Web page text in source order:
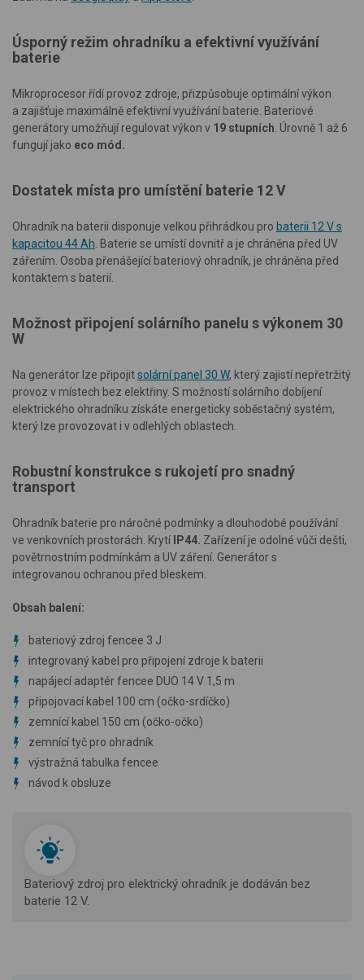
Úsporný režim ohradníku a efektivní využívání
baterie
Mikroprocesor řídí provoz zdroje, přizpůsobuje optimální výkon
a zajišťuje maximálně efektivní využívání baterie. Bateriové
generátory umožňují regulovat výkon v 19 stupních . Úrovně 1 až 6
fungují jako eco mód.
Dostatek místa pro umístění baterie 12 V
Ohradník na baterii disponuje velkou přihrádkou pro baterii 12 V s
kapacitou 44 Ah . Baterie se umístí dovnitř a je chráněna před UV
zářením. Osoba přenášející bateriový ohradník, je chráněna před
kontaktem s baterií.
Možnost připojení solárního panelu s výkonem 30
W
Na generátor lze připojitsolární panel 30 W, který zajistí nepřetržitý
provoz v místech bez elektřiny. S možností solárního dobíjení
elektrického ohradníku získáte energeticky soběstačný systém,
který lze provozovat i v odlehlých oblastech.
Robustní konstrukce s rukojetí pro snadný
transport
Ohradník baterie pro náročné podmínky a dlouhodobé používání
ve venkovních prostorách. Krytí
IP44. Zařízení je odolné vůči dešti,
povětrnostním podmínkám a UV záření. Generátor s
integrovanou ochranou před bleskem.
Obsah balení:
bateriový zdroj fencee 3 J
integrovaný kabel pro připojení zdroje k baterii
napájecí adaptér fencee DUO 14 V 1,5 m
připojovací kabel 100 cm (očko-srdíčko)
zemnící kabel 150 cm (očko-očko)
zemnící tyč pro ohradník
výstražná tabulka fencee
návod k obsluze
Bateriový zdroj pro elektrický ohradník je dodáván bez
baterie 12 V.